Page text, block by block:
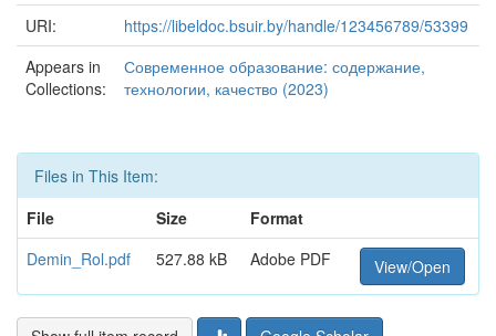
URI:
https://libeldoc.bsuir.by/handle/123456789/53399
Appears in
Collections:
Современное образование: содержание,
технологии, качество (2023)
Files in This Item:
File
Size
Format
Demin_Rol.pdf
527.88 kB Adobe PDF View/Open